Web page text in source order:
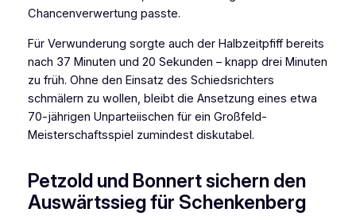
Chancenverwertung passte.
Für Verwunderung sorgte auch der Halbzeitpfiff bereits
nach 37 Minuten und 20 Sekunden – knapp drei Minuten
zu früh. Ohne den Einsatz des Schiedsrichters
schmälern zu wollen, bleibt die Ansetzung eines etwa
70-jährigen Unparteiischen für ein Großfeld-
Meisterschaftsspiel zumindest diskutabel.
Petzold und Bonnert sichern den
Auswärtssieg für Schenkenberg